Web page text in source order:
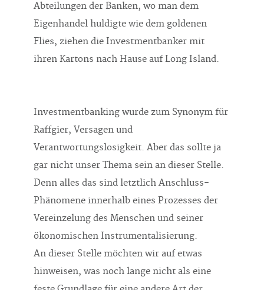
Abteilungen der Banken, wo man dem
Eigenhandel huldigte wie dem goldenen
Flies, ziehen die Investmentbanker mit
ihren Kartons nach Hause auf Long Island.
Investmentbanking wurde zum Synonym für
Raffgier, Versagen und
Verantwortungslosigkeit. Aber das sollte ja
gar nicht unser Thema sein an dieser Stelle.
Denn alles das sind letztlich Anschluss-
Phänomene innerhalb eines Prozesses der
Vereinzelung des Menschen und seiner
ökonomischen Instrumentalisierung.
An dieser Stelle möchten wir auf etwas
hinweisen, was noch lange nicht als eine